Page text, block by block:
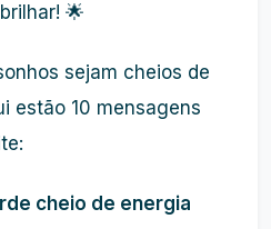
🌟
sejam cheios de
estão 10 mensagens
cheio de energia